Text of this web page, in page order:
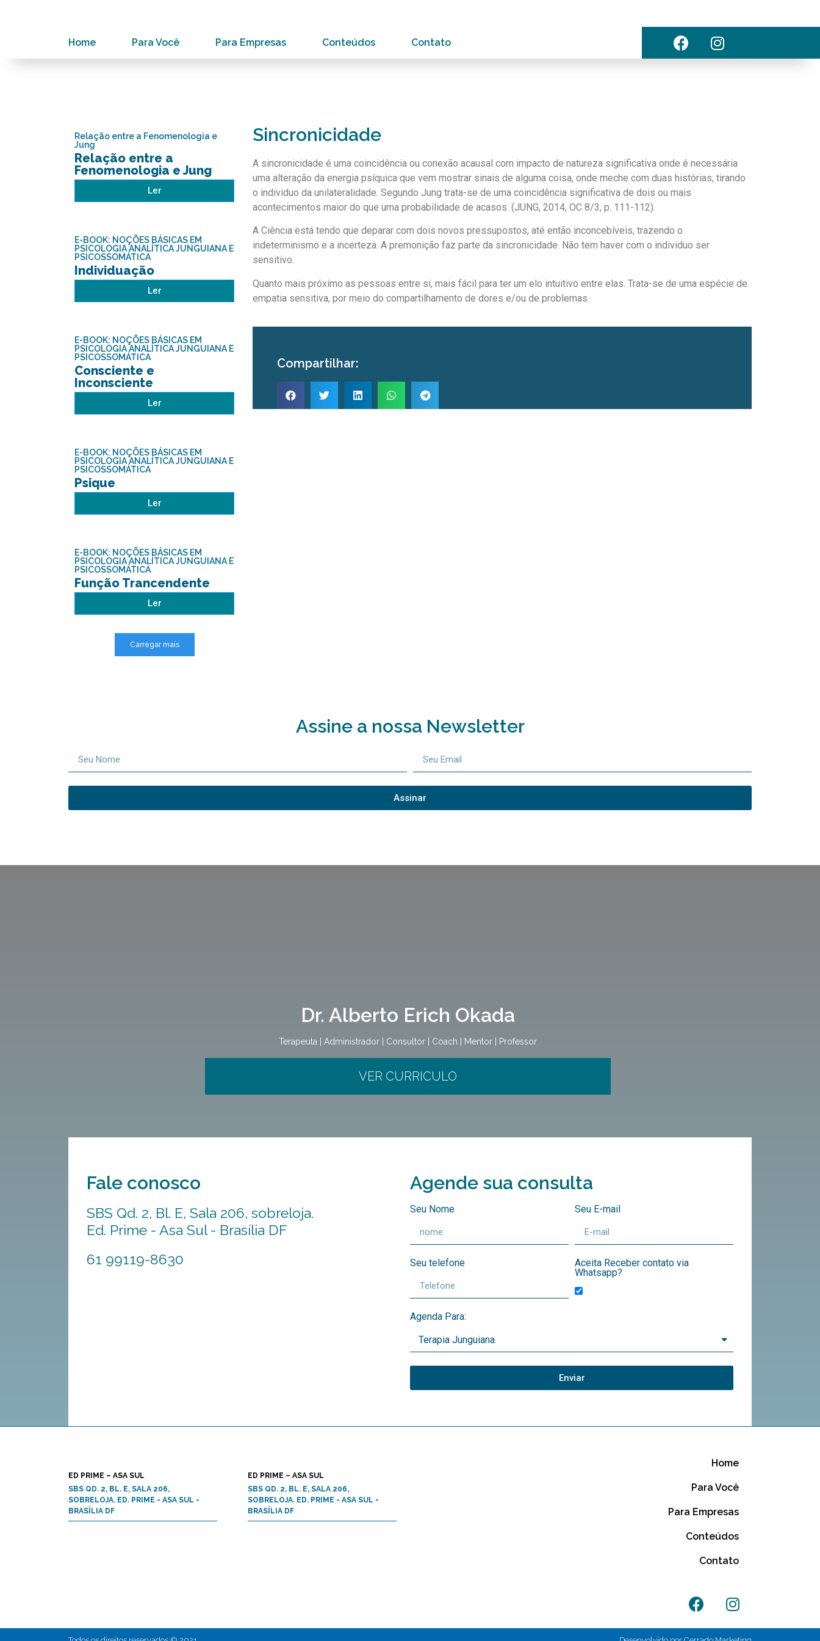
Home Para Você Para Empresas Conteúdos Contato
Relação entre a Fenomenologia e
Jung
Relação entre a
Fenomenologia e Jung
Ler
E-BOOK: NOÇÕES BÁSICAS EM
PSICOLOGIA ANALÍTICA JUNGUIANA E
PSICOSSOMÁTICA
Individuação
Ler
E-BOOK: NOÇÕES BÁSICAS EM
PSICOLOGIA ANALÍTICA JUNGUIANA E
PSICOSSOMÁTICA
Consciente e
Inconsciente
Ler
E-BOOK: NOÇÕES BÁSICAS EM
PSICOLOGIA ANALÍTICA JUNGUIANA E
PSICOSSOMÁTICA
Psique
Ler
E-BOOK: NOÇÕES BÁSICAS EM
PSICOLOGIA ANALÍTICA JUNGUIANA E
PSICOSSOMÁTICA
Função Trancendente
Ler
Carregar mais
Sincronicidade
A sincronicidade é uma coincidência ou conexão acausal com impacto de natureza significativa onde é necessária
uma alteração da energia psíquica que vem mostrar sinais de alguma coisa, onde meche com duas histórias, tirando
o individuo da unilateralidade. Segundo Jung trata-se de uma coincidência significativa de dois ou mais
acontecimentos maior do que uma probabilidade de acasos. (JUNG, 2014, OC 8/3, p. 111-112).
A Ciência está tendo que deparar com dois novos pressupostos, até então inconcebíveis, trazendo o
indeterminismo e a incerteza. A premonição faz parte da sincronicidade. Não tem haver com o individuo ser
sensitivo.
Quanto mais próximo as pessoas entre si, mais fácil para ter um elo intuitivo entre elas. Trata-se de uma espécie de
empatia sensitiva, por meio do compartilhamento de dores e/ou de problemas.
Compartilhar:
Assine a nossa Newsletter
Assinar
Dr. Alberto Erich Okada
Terapeuta | Administrador | Consultor | Coach | Mentor | Professor
VER CURRICULO
Fale conosco
SBS Qd. 2, Bl. E, Sala 206, sobreloja.
Ed. Prime - Asa Sul - Brasília DF
61 99119-8630
Agende sua consulta
Seu Nome Seu E-mail
Seu telefone
Aceita Receber contato via
Whatsapp?
Agenda Para:
Enviar
ED PRIME – ASA SUL
SBS QD. 2, BL. E, SALA 206,
SOBRELOJA. ED. PRIME - ASA SUL -
BRASÍLIA DF
ED PRIME – ASA SUL
SBS QD. 2, BL. E, SALA 206,
SOBRELOJA. ED. PRIME - ASA SUL -
BRASÍLIA DF
Home
Para Você
Para Empresas
Conteúdos
Contato